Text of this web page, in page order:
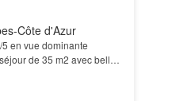
Côte d'Azur
/5 en vue dominante
de 35 m2 avec belle